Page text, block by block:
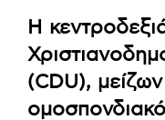
Η
(CDU),